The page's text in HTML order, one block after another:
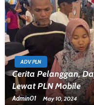
ADV PLN
Cerita Pelanggan,
Lewat PLN Mobile
Admin01 May 10, 2024